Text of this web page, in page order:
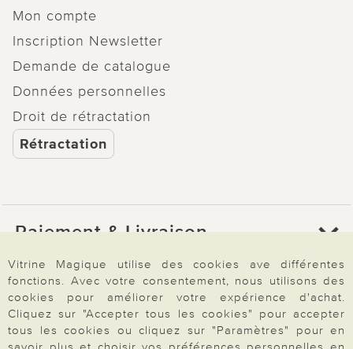
Mon compte
Inscription Newsletter
Demande de catalogue
Données personnelles
Droit de rétractation
Rétractation
Paiement & Livraison
À propos de nous
Vitrine Magique utilise des cookies ave différentes
fonctions. Avec votre consentement, nous utilisons des
cookies pour améliorer votre expérience d'achat.
Cliquez sur "Accepter tous les cookies" pour accepter
tous les cookies ou cliquez sur "Paramètres" pour en